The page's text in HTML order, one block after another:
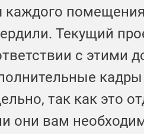
каждого
Текущий
с этими
так как это
они вам